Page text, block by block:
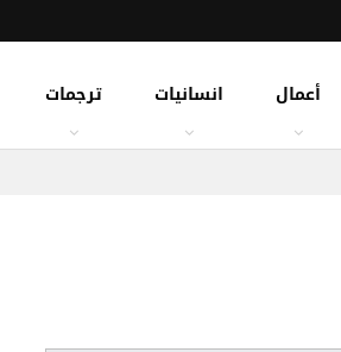
أعمال انسانيات ترجمات